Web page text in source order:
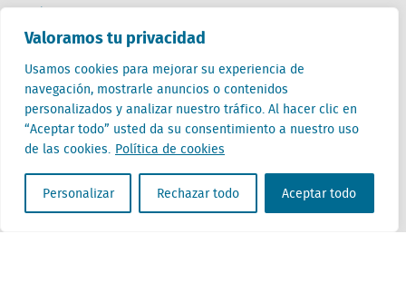
Valoramos tu privacidad
Usamos cookies para mejorar su experiencia de
navegación, mostrarle anuncios o contenidos
personalizados y analizar nuestro tráfico. Al hacer clic en
“Aceptar todo” usted da su consentimiento a nuestro uso
de las cookies. Política de cookies
Personalizar Rechazar todo Aceptar todo
es@locatus.com
Oficina
Países Bajos (HQ)
Creative Valley
Stationsplein 32
3511 ED Utrecht